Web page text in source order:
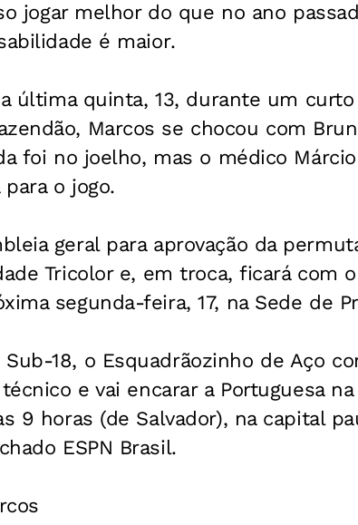
jogar melhor do que no ano
é maior.
última quinta, 13, durante um
Marcos se chocou com
foi no joelho, mas o médico
o jogo.
geral para aprovação da
Tricolor e, em troca, ficará com
segunda-feira, 17, na Sede de
Sub-18, o Esquadrãozinho de Aço
e vai encarar a Portuguesa
9 horas (de Salvador), na capital
ESPN Brasil.